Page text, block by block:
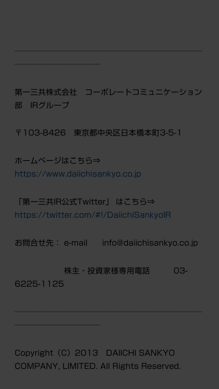
────────────────────────
───────────
第一三共株式会社 コーポレートコミュニケーション
部 IRグループ
〒103-8426 東京都中央区日本橋本町3-5-1
ホームページはこちら⇒
https://www.daiichisankyo.co.jp
「第一三共IR公式Twitter」 はこちら⇒
https://twitter.com/#!/DaiichiSankyoIR
お問合せ先： e-mail info@daiichisankyo.co.jp
株主・投資家様専用電話 03-
6225-1125
────────────────────────
───────────
Copyright（C）2013 DAIICHI SANKYO
COMPANY, LIMITED. All Rights Reserved.